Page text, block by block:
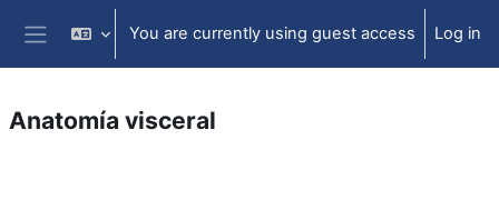
Skip to main content
Side panel
You are currently using guest access Log in
Anatomía visceral